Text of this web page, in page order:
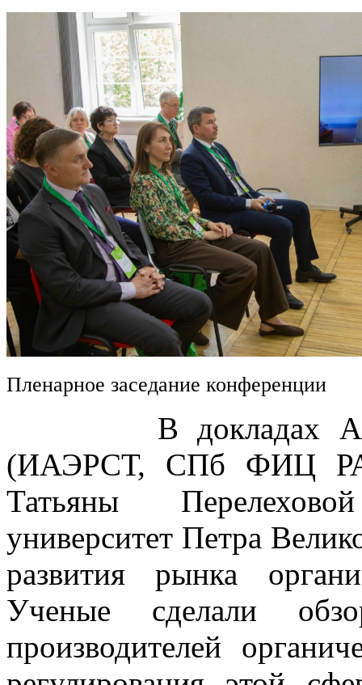
Пленарное заседание конференции
В докладах
(ИАЭРСТ, СПб ФИЦ
Татьяны
университет Петра
развития рынка
Ученые сделали
производителей